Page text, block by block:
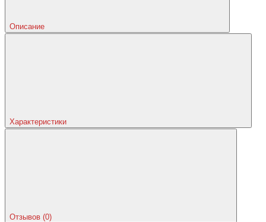
Описание
Характеристики
Отзывов (0)